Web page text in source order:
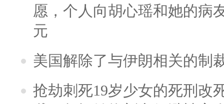
愿，个人向胡心瑶和她的病
元
美国解除了与伊朗相关的制
抢劫刺死19岁少女的死刑改